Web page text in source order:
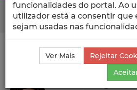
Search Button
Ciência_Iscte Autores
Nuno
Currículo
Nuno Miguel
funcionalidades do portal. Ao
utilizador está a consentir que
sejam usadas nas
Ver Mais
Rejeitar